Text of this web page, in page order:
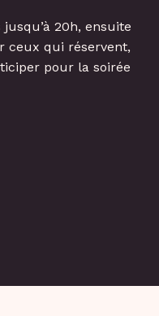
20h, ensuite
ceux qui réservent,
pour la soirée